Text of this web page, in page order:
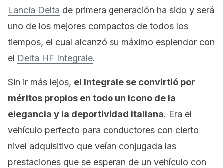
Lancia Delta de primera generación ha sido y será
uno de los mejores compactos de todos los
tiempos, el cual alcanzó su máximo esplendor con
el Delta HF Integrale.
Sin ir más lejos, el Integrale se convirtió por
méritos propios en todo un icono de la
elegancia y la deportividad italiana. Era el
vehículo perfecto para conductores con cierto
nivel adquisitivo que veían conjugada las
prestaciones que se esperan de un vehículo con